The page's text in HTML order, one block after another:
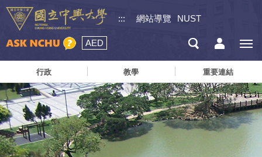
::: 網站導覽 NUST
AED
行政 教學 重要連結